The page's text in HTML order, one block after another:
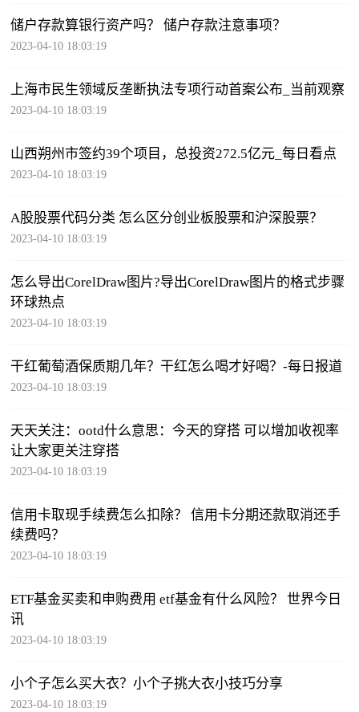
储户存款算银行资产吗？ 储户存款注意事项？
2023-04-10 18:03:19
上海市民生领域反垄断执法专项行动首案公布_当前观察
2023-04-10 18:03:19
山西朔州市签约39个项目，总投资272.5亿元_每日看点
2023-04-10 18:03:19
A股股票代码分类 怎么区分创业板股票和沪深股票？
2023-04-10 18:03:19
怎么导出CorelDraw图片?导出CorelDraw图片的格式步骤
环球热点
2023-04-10 18:03:19
干红葡萄酒保质期几年？干红怎么喝才好喝？-每日报道
2023-04-10 18:03:19
天天关注：ootd什么意思：今天的穿搭 可以增加收视率
让大家更关注穿搭
2023-04-10 18:03:19
信用卡取现手续费怎么扣除？ 信用卡分期还款取消还手
续费吗？
2023-04-10 18:03:19
ETF基金买卖和申购费用 etf基金有什么风险？ 世界今日
讯
2023-04-10 18:03:19
小个子怎么买大衣？小个子挑大衣小技巧分享
2023-04-10 18:03:19